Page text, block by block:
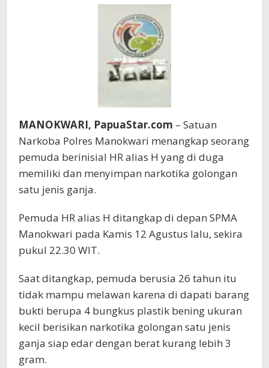
Star
MANOKWARI, PapuaStar.com – Satuan
Narkoba Polres Manokwari menangkap seorang
pemuda berinisial HR alias H yang di duga
memiliki dan menyimpan narkotika golongan
satu jenis ganja.
Pemuda HR alias H ditangkap di depan SPMA
Manokwari pada Kamis 12 Agustus lalu, sekira
pukul 22.30 WIT.
Saat ditangkap, pemuda berusia 26 tahun itu
tidak mampu melawan karena di dapati barang
bukti berupa 4 bungkus plastik bening ukuran
kecil berisikan narkotika golongan satu jenis
ganja siap edar dengan berat kurang lebih 3
gram.